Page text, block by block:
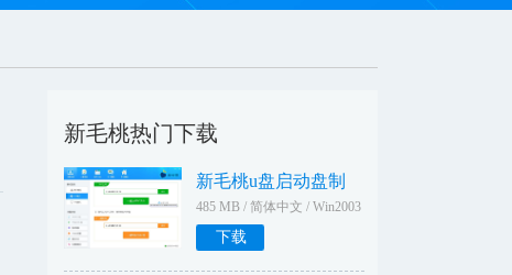
新毛桃热门下载
新毛桃u盘启动盘制
485 MB / 简体中文 / Win2003
WinXPWin2000Win9X
下载